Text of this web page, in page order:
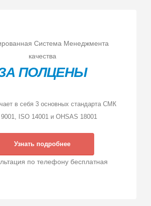
Система Менеджмента
качества
ПОЛЦЕНЫ
в себя 3 основных стандарта СМК
9001, ISO 14001 и OHSAS 18001
Узнать подробнее
по телефону бесплатная